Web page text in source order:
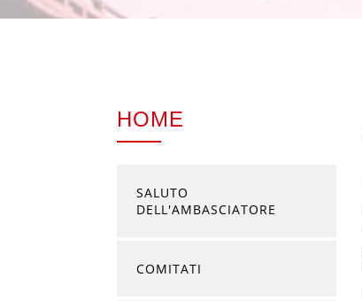
HOME
SALUTO
DELL'AMBASCIATORE
COMITATI